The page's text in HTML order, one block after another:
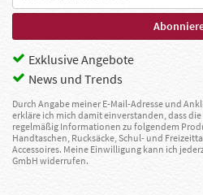
Exklusive Angebote
News und Trends
Durch Angabe meiner E-Mail-Adresse und
erkläre ich mich damit einverstanden, dass
regelmäßig Informationen zu folgendem
Handtaschen, Rucksäcke, Schul- und
Accessoires. Meine Einwilligung kann ich
GmbH widerrufen.